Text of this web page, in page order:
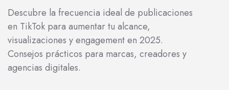
Descubre la frecuencia ideal de publicaciones
en TikTok para aumentar tu alcance,
visualizaciones y engagement en 2025.
Consejos prácticos para marcas, creadores y
agencias digitales.